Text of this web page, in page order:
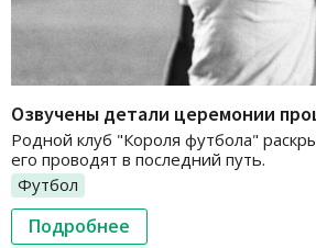
Озвучены детали церемонии
Родной клуб "Короля футбола"
его проводят в последний путь.
Футбол
Подробнее